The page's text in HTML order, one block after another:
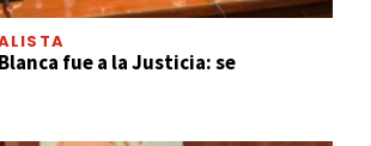
fue a la Justicia: se